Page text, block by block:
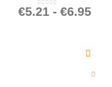
0out of 5
€5.21 - €6.95